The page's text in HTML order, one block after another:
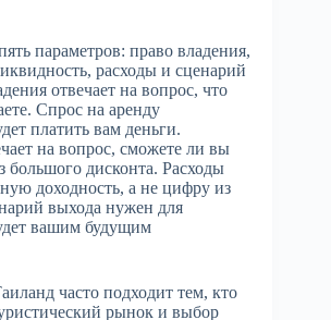
параметров: право владения,
расходы и сценарий
отвечает на вопрос, что
Спрос на аренду
платить вам деньги.
на вопрос, сможете ли вы
большого дисконта. Расходы
доходность, а не цифру из
выхода нужен для
вашим будущим
часто подходит тем, кто
рынок и выбор